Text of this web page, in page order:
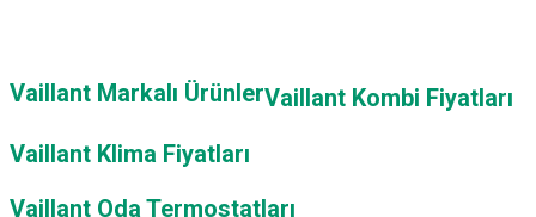
Vaillant Markalı ÜrünlerVaillant Kombi Fiyatları
Vaillant Klima Fiyatları
Vaillant Oda Termostatları